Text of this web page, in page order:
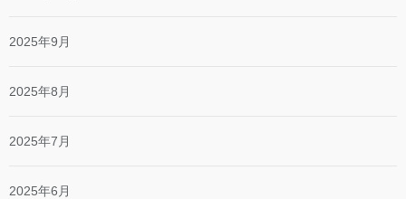
2025年9月
2025年8月
2025年7月
2025年6月